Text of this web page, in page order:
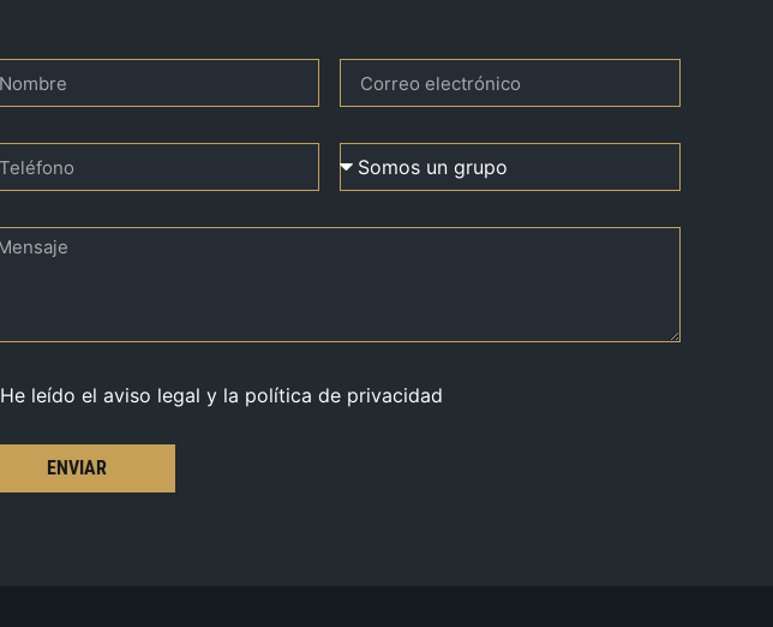
He leído el aviso legal y la política de privacidad
ENVIAR